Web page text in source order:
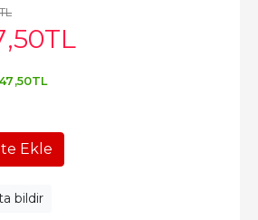
TL
,50TL
,50TL
Ekle
bildir